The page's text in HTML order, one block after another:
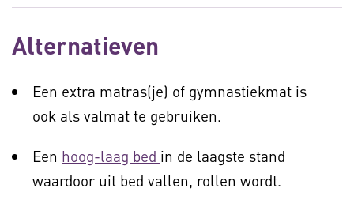
Alternatieven
Een extra matras(je) of gymnastiekmat is
ook als valmat te gebruiken.
Een hoog-laag bed in de laagste stand
waardoor uit bed vallen, rollen wordt.